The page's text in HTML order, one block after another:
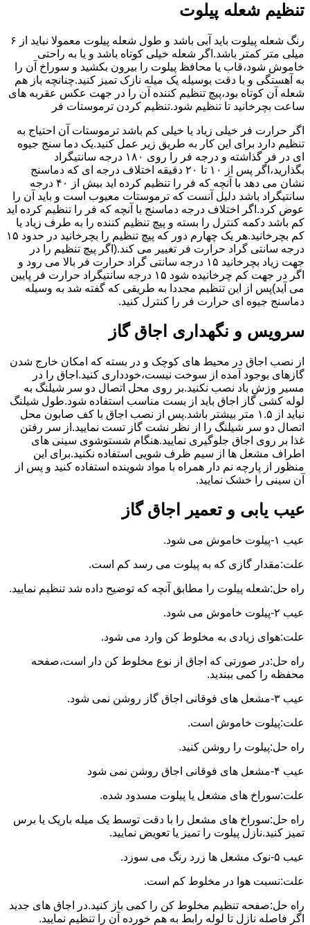
تنظیم شعله پیلوت
رنگ شعله پیلوت باید آبی باشد و طول شعله پیلوت معمولا نباید از ۶
میلی متر کمتر باشد.اگر شعله خیلی کوتاه باشد و یا به راحتی
خاموش شود،قاب یا محافظ پیلوت را بیرون بکشید و سوراخ آن را
به آهستگی و با دقت بوسیله یک میله نازک تمیز کنید.چنانچه باز هم
شعله آن کوتاه بود،پیچ تنظیم کننده آن را در جهت عکس عقربه های
ساعت بچرخانید تا تنظیم شود.تنظیم کردن ترموستات فر
اگر حرارت فر خیلی زیاد یا خیلی کم باشد ترموستات آن احتیاج به
تنظیم دارد برای این کار به طریق زیر عمل کنید.یک دما سنج جیوه
ای در فر گذاشته و درجه فر را روی ۱۸۰ درجه سانتیگراد
بگذارید،اگر پس از ۱۰ تا ۲۰ دقیقه اختلاف درجه ای که دماسنج
نشان می دهد با آنچه که فر را تنظیم کرده اید بیش از ۴۰ درجه
سانتیگراد باشد دلیل آنست که ترموستات معیوب است و باید آن را
عوض کرد.اگر اختلاف درجه دماسنج با آنچه که فر را تنظیم کرده اید
کم باشد دکمه کنترل را بسته و پیچ تنظیم کننده را به طرف زیاد یا
کم بچرخانید.هر یک چهارم دور که پیچ تنظیم را بچرخانید در حدود ۱۵
درجه سانتی گراد حرارت فر تغییر می کند.(اگر پیچ تنظیم را در
جهت زیاد بچرخانید ۱۵ درجه سانتی گراد حرارت فر بالا می رود و
اگر در جهت کم چرخانیده شود ۱۵ درجه سانتیگراد حرارت فر پایین
می آید)پس از این تنظیم مجددا به طریقی که گفته شد به وسیله
دماسنج جیوه ای حرارت فر را کنترل کنید.
سرویس و نگهداری اجاق گاز
از نصب اجاق در محیط های کوچک و در بسته که امکان خارج شدن
گازهای بوجود آمده از سوخت نیست،خودداری کنید.اجاق را در
مسیر وزش باد نصب نکنید.بر روی محل اتصال دو سر شیلنگ به
لوله کشی گاز اجاق باید از بست مناسب استفاده شود.طول شیلنگ
نباید از ۱.۵ متر بیشتر باشد.پس از نصب اجاق با کف صابون محل
اتصال دو سر شیلنگ را از نظر نشت گاز تست نمایید.از سر رفتن
غذا بر روی اجاق جلوگیری نمایید.هنگام شستوشوی سینی های
اطراف مشعل ها از سیم ظرف شویی استفاده نکنید.برای این
منظور از پارچه نم دار همراه با مواد شوینده استفاده کنید و پس از
آن سینی را خشک نمایید.
عیب یابی و تعمیر اجاق گاز
عیب ۱-پیلوت خاموش می شود.
علت:مقدار گازی که به پیلوت می رسد کم است.
راه حل:شعله پیلوت را مطابق آنچه که توضیح داده شد تنظیم نمایید.
عیب ۲-پیلوت خاموش می شود.
علت:هوای زیادی به مخلوط کن وارد می شود.
راه حل:در صورتی که اجاق از نوع مخلوط کن دار است،صفحه
محفظه را کمی ببندید.
عیب ۳-مشعل های فوقانی اجاق گاز روشن نمی شود.
علت:پیلوت خاموش است.
راه حل:پیلوت را روشن کنید.
عیب ۴-مشعل های فوقانی اجاق روشن نمی شود
علت:سوراخ های مشعل یا پیلوت مسدود شده.
راه حل:سوراخ های مشعل را با دقت توسط یک میله باریک یا برس
تمیز کنید.نازل پیلوت را تمیز یا تعویض نمایید.
عیب ۵-نوک مشعل ها زرد رنگ می سوزد.
علت:نسبت هوا در مخلوط کم است.
راه حل:صفحه تنظیم مخلوط کن را کمی باز کنید.در اجاق های جدید
اگر فاصله نازل تا لوله رابط به هم خورده آن را تنظیم نمایید.